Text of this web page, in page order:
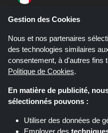
Shoppingspout NL
Shoppingspout PT
Gestion des Cookies
Nous et nos partenaires
des technologies similaires
consentement, à d'autres fins
Politique de Cookies.
En matière de publicité,
sélectionnés pouvons :
Utiliser des données de
Employer des